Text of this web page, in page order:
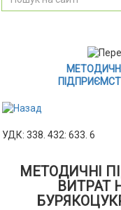
УДК: 338. 432: 633. 6
МЕТОДИЧНІ
ВИТРАТ